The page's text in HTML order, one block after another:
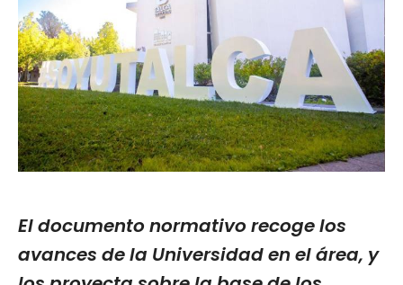
El documento normativo recoge los
avances de la Universidad en el área, y